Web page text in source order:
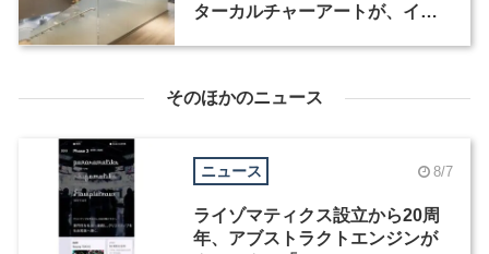
ターカルチャーアートが、イン
そのほかのニュース
ニュース 8/7
ライゾマティクス設立から20周
年、アブストラクトエンジンが